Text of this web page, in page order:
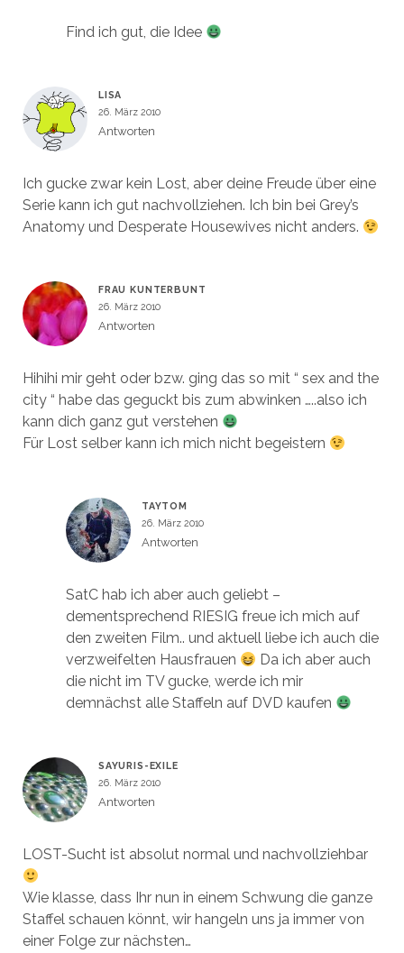
Find ich gut, die Idee
LISA
26. März 2010
Antworten
Ich gucke zwar kein Lost, aber deine Freude über eine
Serie kann ich gut nachvollziehen. Ich bin bei Grey’s
Anatomy und Desperate Housewives nicht anders.
FRAU KUNTERBUNT
26. März 2010
Antworten
Hihihi mir geht oder bzw. ging das so mit “ sex and the
city “ habe das geguckt bis zum abwinken …..also ich
kann dich ganz gut verstehen
Für Lost selber kann ich mich nicht begeistern
TAYTOM
26. März 2010
Antworten
SatC hab ich aber auch geliebt –
dementsprechend RIESIG freue ich mich auf
den zweiten Film.. und aktuell liebe ich auch die
verzweifelten Hausfrauen
Da ich aber auch
die nicht im TV gucke, werde ich mir
demnächst alle Staffeln auf DVD kaufen
SAYURIS-EXILE
26. März 2010
Antworten
LOST-Sucht ist absolut normal und nachvollziehbar
Wie klasse, dass Ihr nun in einem Schwung die ganze
Staffel schauen könnt, wir hangeln uns ja immer von
einer Folge zur nächsten…